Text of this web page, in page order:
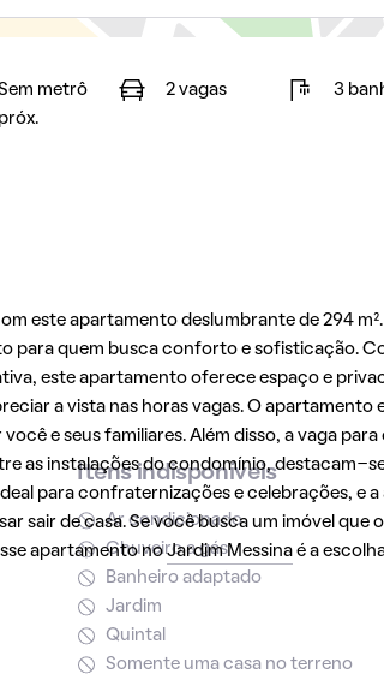
metrô
próx.
2 vagas 3
este apartamento deslumbrante de 294 m².
para quem busca conforto e sofisticação.
este apartamento oferece espaço e
a vista nas horas vagas. O apartamento
e seus familiares. Além disso, a vaga para
as instalações do condomínio, destacam-
para confraternizações e celebrações, e a
sair de casa. Se você busca um imóvel
apartamento noJardim Messinaé a
Itens indisponíveis
Ar condicionado
Chuveiro a gás
Banheiro adaptado
Jardim
Quintal
Somente uma casa no terreno